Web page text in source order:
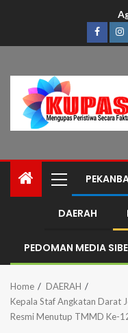
DAERAH
PEDOMAN MEDIA
Home
DAERAH
Kepala Staf Angkatan Darat
Resmi Menutup TMMD Ke-